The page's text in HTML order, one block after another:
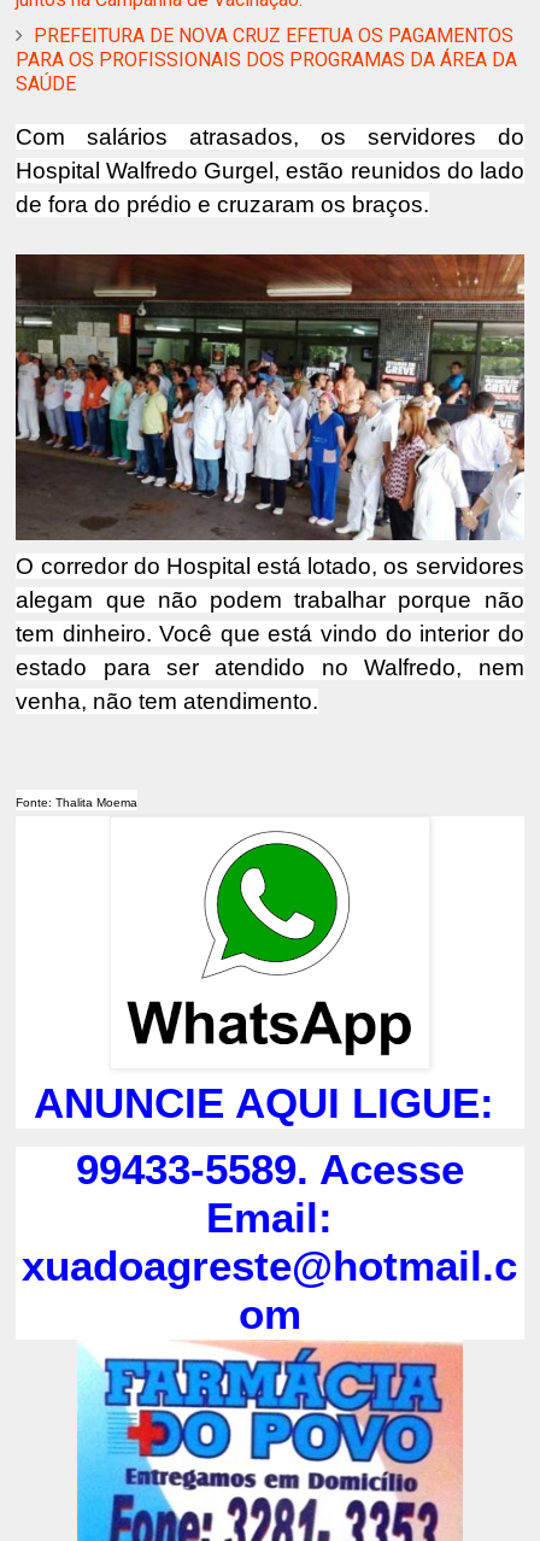
PREFEITURA DE NOVA CRUZ EFETUA OS PAGAMENTOS
PARA OS PROFISSIONAIS DOS PROGRAMAS DA ÁREA DA
SAÚDE
Com salários atrasados, os servidores do
Hospital Walfredo Gurgel, estão reunidos do lado
de fora do prédio e cruzaram os braços.
O corredor do Hospital está lotado, os servidores
alegam que não podem trabalhar porque não
tem dinheiro. Você que está vindo do interior do
estado para ser atendido no Walfredo, nem
venha, não tem atendimento.
Fonte: Thalita Moema
ANUNCIE AQUI LIGUE:
99433-5589. Acesse
Email:
xuadoagreste@hotmail.c
om